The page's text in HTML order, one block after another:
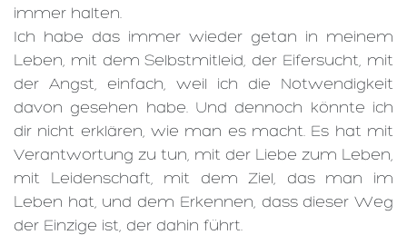
immer halten.
Ich habe das immer wieder getan in meinem
Leben, mit dem Selbstmitleid, der Eifersucht, mit
der Angst, einfach, weil ich die Notwendigkeit
davon gesehen habe. Und dennoch könnte ich
dir nicht erklären, wie man es macht. Es hat mit
Verantwortung zu tun, mit der Liebe zum Leben,
mit Leidenschaft, mit dem Ziel, das man im
Leben hat, und dem Erkennen, dass dieser Weg
der Einzige ist, der dahin führt.